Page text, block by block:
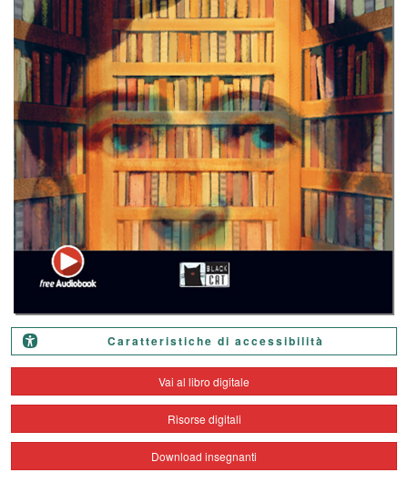
Caratteristiche di accessibilità
Vai al libro digitale
Risorse digitali
Download insegnanti